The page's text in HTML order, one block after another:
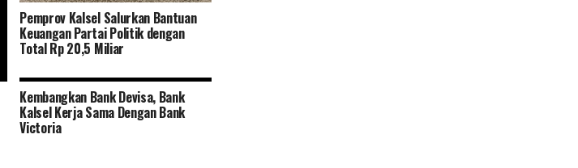
Pemprov Kalsel Salurkan Bantuan
Keuangan Partai Politik dengan
Total Rp 20,5 Miliar
Kembangkan Bank Devisa, Bank
Kalsel Kerja Sama Dengan Bank
Victoria